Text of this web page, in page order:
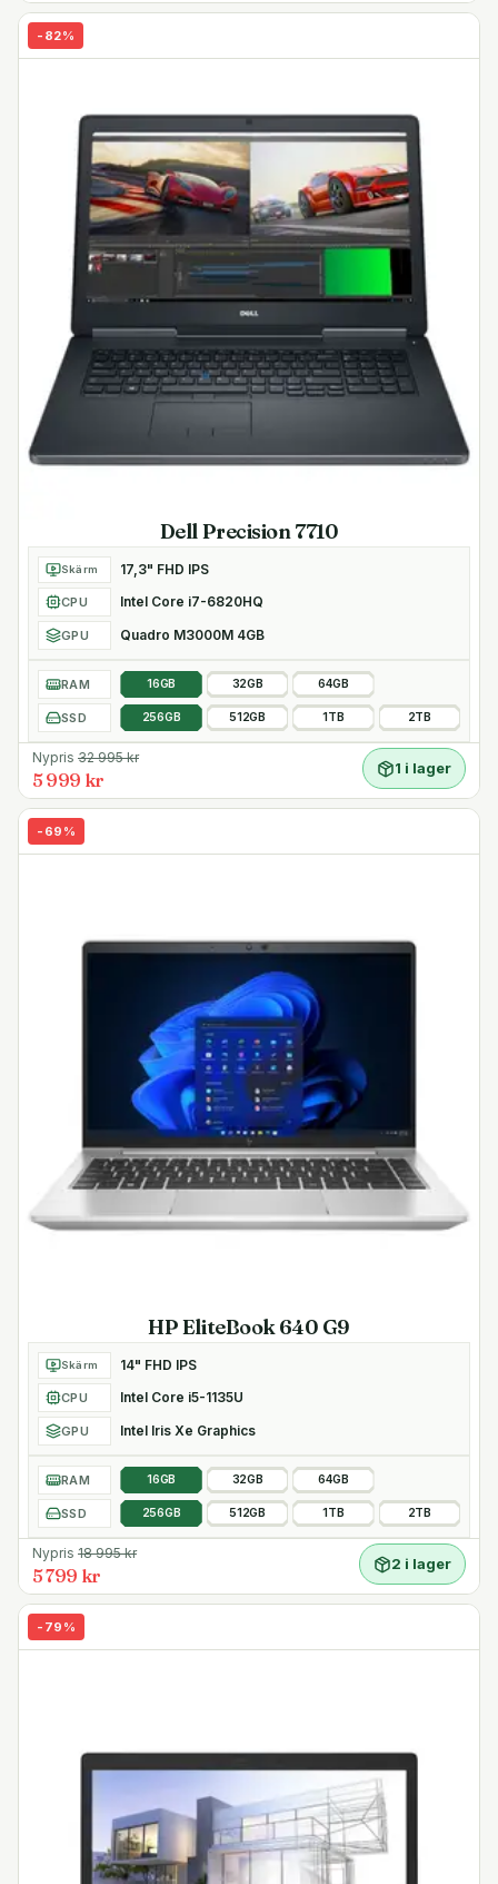
- 82%
Dell Precision 7710
Skärm 17,3" FHD IPS
CPU Intel Core i7-6820HQ
GPU Quadro M3000M 4GB
RAM 16GB 32GB 64GB
SSD 256GB 512GB 1TB 2TB
Nypris 32 995kr
5 999 kr
1 i lager
- 69 %
HP EliteBook 640 G9
Skärm 14" FHD IPS
CPU Intel Core i5-1135U
GPU Intel Iris Xe Graphics
RAM 16GB 32GB 64GB
SSD 256GB 512GB 1TB 2TB
Nypris 18 995kr
5 799 kr
2 i lager
- 79 %